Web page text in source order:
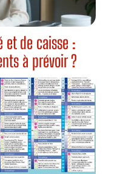
et de caisse :
à prévoir ?